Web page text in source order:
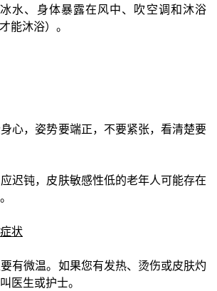
、身体暴露在风中、吹空调和沐浴
能沐浴）。
心，姿势要端正，不要紧张，看清楚要
迟钝，皮肤敏感性低的老年人可能存在
状
有微温。如果您有发热、烫伤或皮肤灼
医生或护士。